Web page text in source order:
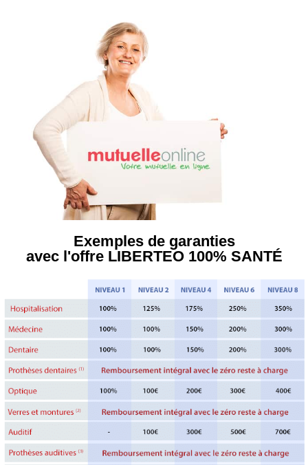
Exemples de garanties
avec l'offre LIBERTEO 100% SANTÉ